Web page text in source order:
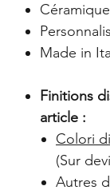
Made in
Finitions
article :
Colori
(Sur
Autres